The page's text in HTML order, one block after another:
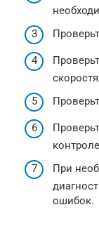
При
ошибок.